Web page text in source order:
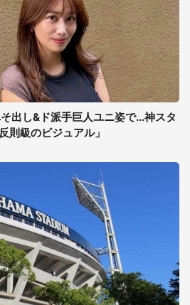
出し&ド派手巨人ユニ姿で...神スタ
則級のビジュアル」